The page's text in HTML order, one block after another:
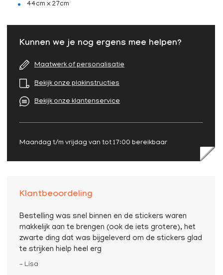
44cm x 27cm
Kunnen we je nog ergens mee helpen?
Maatwerk of personalisatie
Bekijk onze plakinstructies
Bekijk onze klantenservice
Maandag t/m vrijdag van tot 17:00 bereikbaar
Klantbeoordeling
Bestelling was snel binnen en de stickers waren
makkelijk aan te brengen (ook de iets grotere), het
zwarte ding dat was bijgeleverd om de stickers glad
te strijken hielp heel erg
– Lisa